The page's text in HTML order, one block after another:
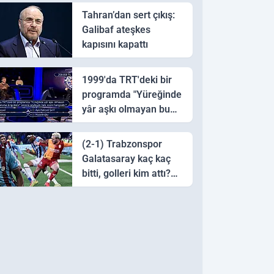
Tahran’dan sert çıkış:
Galibaf ateşkes
kapısını kapattı
1999'da TRT'deki bir
programda "Yüreğinde
yâr aşkı olmayan bu
sazı çalarsa tingirdatır"
sözünü söyleyen halk
ozanı hangisidir?
(2-1) Trabzonspor
Galatasaray kaç kaç
bitti, golleri kim attı?
Trabzonspor